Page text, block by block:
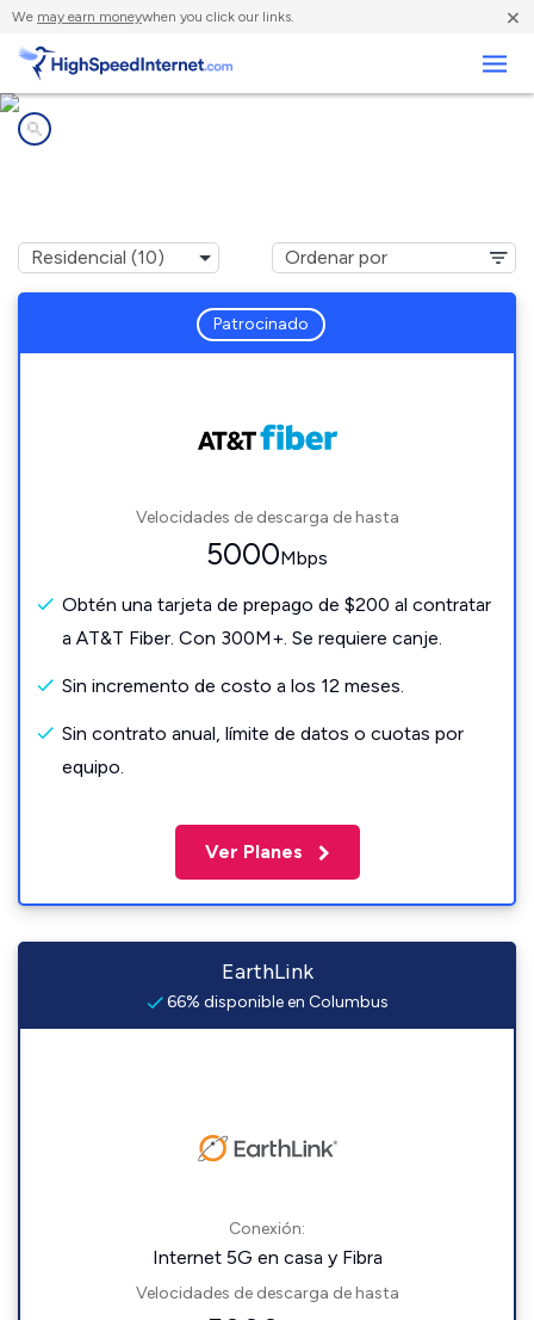
We may earn moneywhen you click our links. ×
Patrocinado
Velocidades de descarga de hasta
5000Mbps
Obtén una tarjeta de prepago de $200 al contratar
a AT&T Fiber. Con 300M+. Se requiere canje.
Sin incremento de costo a los 12 meses.
Sin contrato anual, límite de datos o cuotas por
equipo.
Ver Planes
EarthLink
66% disponible en Columbus
Conexión:
Internet 5G en casa y Fibra
Velocidades de descarga de hasta